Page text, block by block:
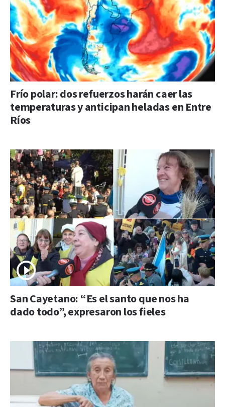
Frío polar: dos refuerzos harán caer las
temperaturas y anticipan heladas en Entre
Ríos
San Cayetano: “Es el santo que nos ha
dado todo”, expresaron los fieles